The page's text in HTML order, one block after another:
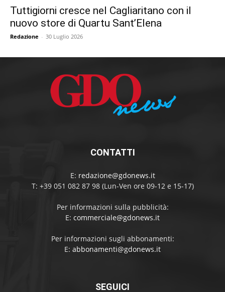
Tuttigiorni cresce nel Cagliaritano con il
nuovo store di Quartu Sant’Elena
Redazione - 30 Luglio 2026
CONTATTI
E: redazione@gdonews.it
T: +39 051 082 87 98 (Lun-Ven ore 09-12 e 15-17)
Per informazioni sulla pubblicità:
E: commerciale@gdonews.it
Per informazioni sugli abbonamenti:
E: abbonamenti@gdonews.it
SEGUICI